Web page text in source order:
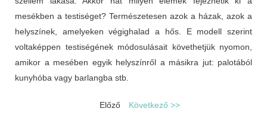
mesékben a testiséget? Természetesen azok a házak, azok a
helyszínek, amelyeken végighalad a hős. E modell szerint
voltaképpen testiségének módosulásait követhetjük nyomon,
amikor a mesében egyik helyszínről a másikra jut: palotából
kunyhóba vagy barlangba stb.
Előző Következő >>